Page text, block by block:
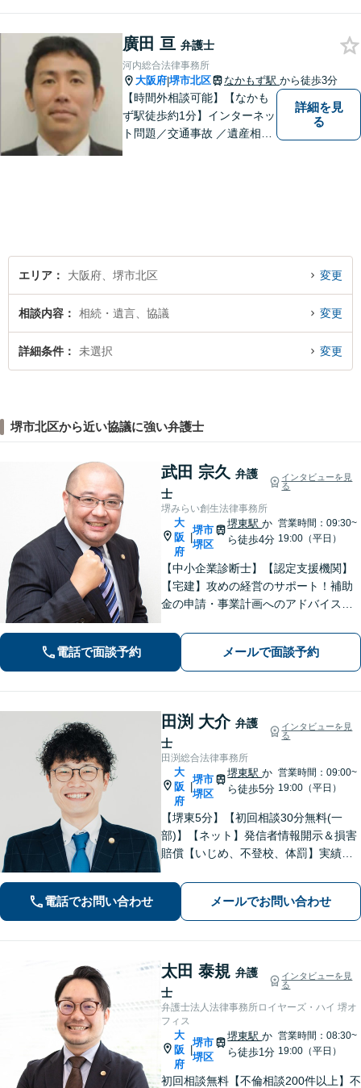
廣田 亘 弁護士
河内総合法律事務所
大阪府|堺市北区 なかもず駅 から徒歩3分
【時間外相談可能】【なかも
ず駅徒歩約1分】インターネッ
ト問題／交通事故 ／遺産相
詳細を見
る
エリア 大阪府、堺市北区 変更
相談内容 相続・遺言、協議 変更
詳細条件 未選択 変更
堺市北区から近い協議に強い弁護士
武田 宗久 弁護
士
インタビューを見
る
堺みらい創生法律事務所
大
阪
府
|
堺市
堺区
堺東駅か
ら徒歩4分
営業時間：09:30~
19:00（平日）
【中小企業診断士】【認定支援機関】
【宅建】攻めの経営のサポート！補助
金の申請・事業計画へのアドバイス／
せ！財産分与・事業継承／交通事故／
債務整理／労働問題も【夜間・休日面
談】【完全個室】【堺東駅4分】
電話で面談予約 メールで面談予約
田渕 大介 弁護
士
インタビューを見
る
田渕総合法律事務所
大
阪
府
|
堺市
堺区
堺東駅か
ら徒歩5分
営業時間：09:00~
19:00（平日）
【堺東5分】【初回相談30分無料(一
部)】【ネット】発信者情報開示＆損害
賠償【いじめ、不登校、体罰】実績豊
利な条件での慰謝料・離婚【労働問
題】ハラスメント事案の実績／裁判を
見据えて加害者・会社と交渉【土日祝
対応】
電話でお問い合わせ メールでお問い合わせ
太田 泰規 弁護
士
インタビューを見
る
弁護士法人法律事務所ロイヤーズ・ハイ 堺オ
フィス
大
阪
府
|
堺市
堺区
堺東駅か
ら徒歩1分
営業時間：08:30~
19:00（平日）
初回相談無料【不倫相談200件以上】不